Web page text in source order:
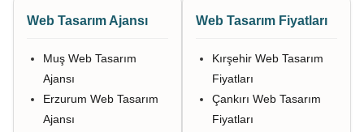
Web Tasarım Ajansı
Muş Web Tasarım
Ajansı
Erzurum Web Tasarım
Ajansı
Web Tasarım Fiyatları
Kırşehir Web Tasarım
Fiyatları
Çankırı Web Tasarım
Fiyatları